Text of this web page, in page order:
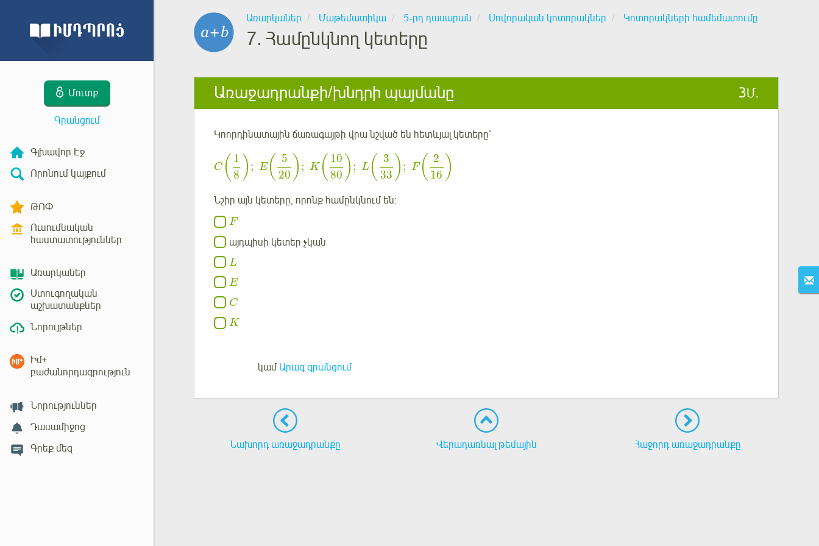
Մուտք
Գրանցում
Գլխավոր Էջ
Որոնում կայքում
ԹՈՓ
Ուսումնական
հաստատություններ
Առարկաներ
Ստուգողական
աշխատանքներ
Նորույթներ
Իմ+
բաժանորդագրություն
Նորություններ
Դասամիջոց
Գրեք մեզ
Առարկաներ Մաթեմատիկա 5-րդ դասարան Սովորական կոտորակներ Կոտորակների համեմատումը
7. Համընկնող կետերը
Առաջադրանքի/խնդրի պայմանը 3Մ.
Կոորդինատային ճառագայթի վրա նշված են հետևյալ կետերը՝
C( 1
8 ) ; E(
5
20 ) ; K( 10
80 ) ; L (
3
33 ) ; F(
2
16 )
Նշիր այն կետերը, որոնք համընկնում են:
F
այդպիսի կետեր չկան
L
E
C
K
կամ Արագ գրանցում
Նախորդ առաջադրանքը Վերադառնալ թեմային Հաջորդ առաջադրանքը